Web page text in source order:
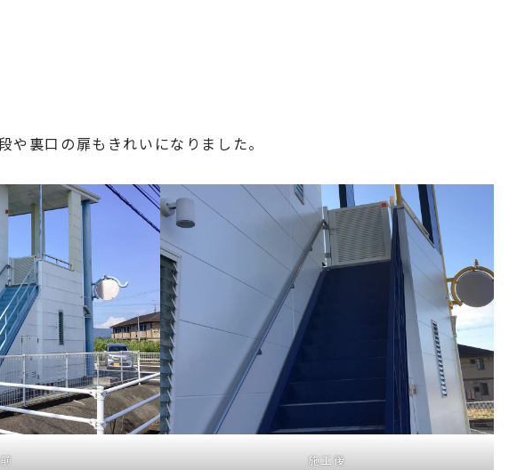
や裏口の扉もきれいになりました。
施工後